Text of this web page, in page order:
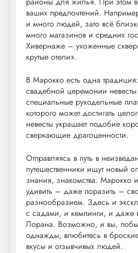
ваших предпочтений.
и много людей, зато всё
много магазинов и средних
Хивернаже – ухоженные
крутые отели».
В Марокко есть одна
свадебной церемонии
специальные рукодельные
которого может достигать
невесты украшает подобие
сверкающие драгоценности.
Отправляясь в путь в
путешественники ищут новый
знания, знакомства. Марокко
удивить – даже поразить –
разнообразием. Здесь и
с садами, и кемпинги, и даже
Лорана. Возможно, и вы,
однажды, влюбитесь в
вкусы и отзывчивых людей.